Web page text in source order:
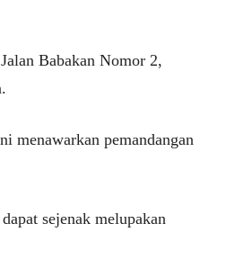
Babakan Nomor 2,
menawarkan pemandangan
sejenak melupakan